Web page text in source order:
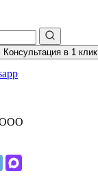
Консультация в 1 клик
ООО